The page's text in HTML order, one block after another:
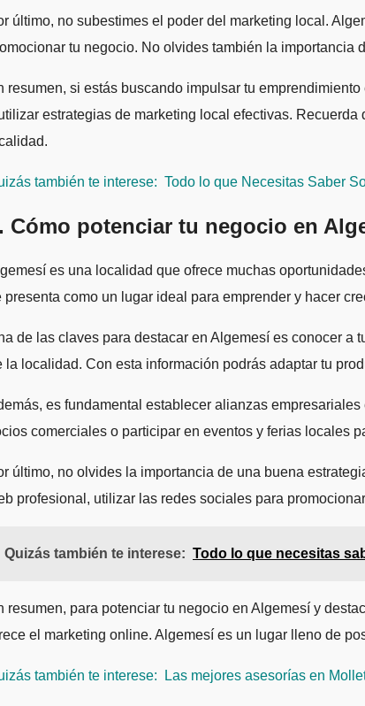
último, no subestimes el poder del marketing local.
tu negocio. No olvides también la importancia
resumen, si estás buscando impulsar tu
estrategias de marketing local efectivas.
también te interese: Todo lo que Necesitas Saber
Cómo potenciar tu negocio en
es una localidad que ofrece muchas
presenta como un lugar ideal para emprender y hacer
de las claves para destacar en Algemesí es conocer
la localidad. Con esta información podrás adaptar tu
es fundamental establecer alianzas
comerciales o participar en eventos y ferias locales
último, no olvides la importancia de una buena
profesional, utilizar las redes sociales para
Quizás también te interese: Todo lo que necesitas
resumen, para potenciar tu negocio en Algemesí y
el marketing online. Algemesí es un lugar lleno de
también te interese: Las mejores asesorías en